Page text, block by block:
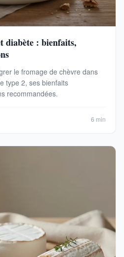
diabète : bienfaits,
le fromage de chèvre dans
type 2, ses bienfaits
recommandées.
6 min